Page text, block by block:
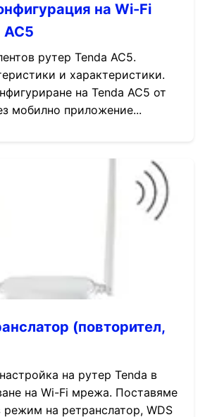
на Wi-Fi
AC5
рутер Tenda AC5.
и характеристики.
на Tenda AC5 от
мобилно приложение...
(повторител,
на рутер Tenda в
на Wi-Fi мрежа. Поставяме
режим на ретранслатор, WDS